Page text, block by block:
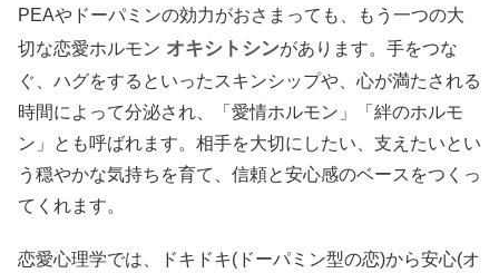
PEAやドーパミンの効力がおさまっても、もう一つの大
切な恋愛ホルモン オキシトシンがあります。手をつな
ぐ、ハグをするといったスキンシップや、心が満たされる
時間によって分泌され、「愛情ホルモン」「絆のホルモ
ン」とも呼ばれます。相手を大切にしたい、支えたいとい
う穏やかな気持ちを育て、信頼と安心感のベースをつくっ
てくれます。
恋愛心理学では、ドキドキ(ドーパミン型の恋)から安心(オ